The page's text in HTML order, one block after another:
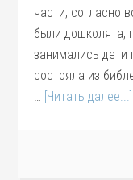
части, согласно
были дошколята,
занимались дети
состояла из
… [Читать далее...]